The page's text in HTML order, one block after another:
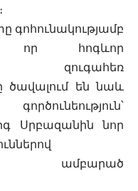
գոհունակությամբ
որ հոգևոր
զուգահեռ
ծավալում են նաև
Սրբազանին նոր
ամբարած